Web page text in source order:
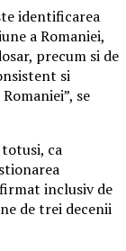
identificarea
a Romaniei,
precum si de
si
se
ca
inclusiv de
de trei decenii